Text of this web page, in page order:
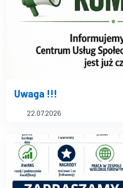
Uwaga !!!
22.07.2026